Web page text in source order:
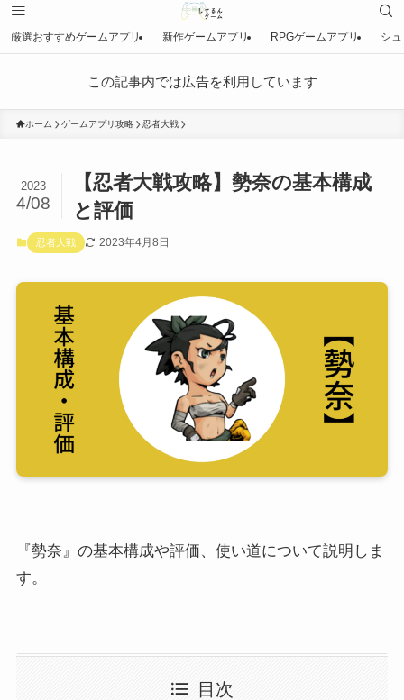
厳選おすすめゲームアプリ 新作ゲームアプリ RPGゲームアプリ シ
この記事内では広告を利用しています
ホーム ゲームアプリ攻略 忍者大戦
【忍者大戦攻略】勢奈の基本構成
と評価
2023
4/08
忍者大戦 2023年4月8日
『勢奈』の基本構成や評価、使い道について説明しま
す。
目次